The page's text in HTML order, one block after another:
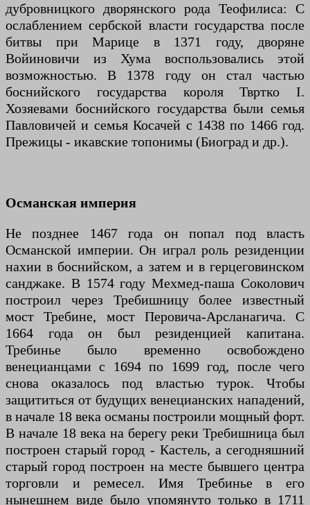
дубровницкого дворянского рода Теофилиса: С
ослаблением сербской власти государства после
битвы при Марице в 1371 году, дворяне
Войиновичи из Хума воспользовались этой
возможностью. В 1378 году он стал частью
боснийского государства короля Твртко I.
Хозяевами боснийского государства были семья
Павловичей и семья Косачей с 1438 по 1466 год.
Прежицы - икавские топонимы (Биоград и др.).
Османская империя
Не позднее 1467 года он попал под власть
Османской империи. Он играл роль резиденции
нахии в боснийском, а затем и в герцеговинском
санджаке. В 1574 году Мехмед-паша Соколович
построил через Требишницу более известный
мост Требине, мост Перовича-Арсланагича. С
1664 года он был резиденцией капитана.
Требинье было временно освобождено
венецианцами с 1694 по 1699 год, после чего
снова оказалось под властью турок. Чтобы
защититься от будущих венецианских нападений,
в начале 18 века османы построили мощный форт.
В начале 18 века на берегу реки Требишница был
построен старый город - Кастель, а сегодняшний
старый город построен на месте бывшего центра
торговли и ремесел. Имя Требинье в его
нынешнем виде было упомянуто только в 1711